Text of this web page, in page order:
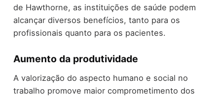
de Hawthorne, as instituições de saúde podem
alcançar diversos benefícios, tanto para os
profissionais quanto para os pacientes.
Aumento da produtividade
A valorização do aspecto humano e social no
trabalho promove maior comprometimento dos